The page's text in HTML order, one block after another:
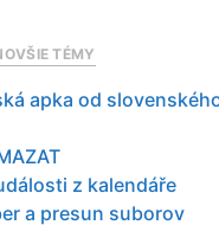
TÉMY
apka od
z kalendáře
a presun suborov